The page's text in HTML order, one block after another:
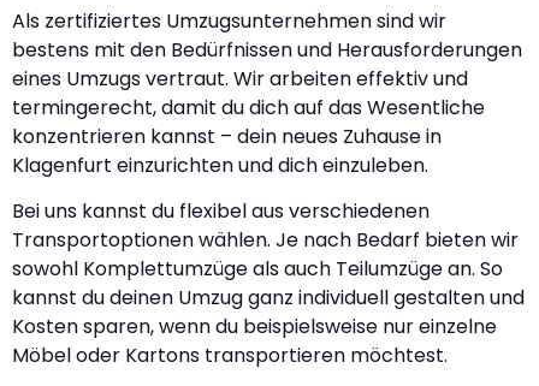
Als zertifiziertes Umzugsunternehmen sind wir
bestens mit den Bedürfnissen und Herausforderungen
eines Umzugs vertraut. Wir arbeiten effektiv und
termingerecht, damit du dich auf das Wesentliche
konzentrieren kannst – dein neues Zuhause in
Klagenfurt einzurichten und dich einzuleben.
Bei uns kannst du flexibel aus verschiedenen
Transportoptionen wählen. Je nach Bedarf bieten wir
sowohl Komplettumzüge als auch Teilumzüge an. So
kannst du deinen Umzug ganz individuell gestalten und
Kosten sparen, wenn du beispielsweise nur einzelne
Möbel oder Kartons transportieren möchtest.